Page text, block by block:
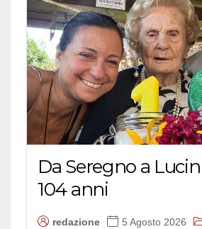
Da Seregno a
104 anni
redazione 5 Agosto 2026